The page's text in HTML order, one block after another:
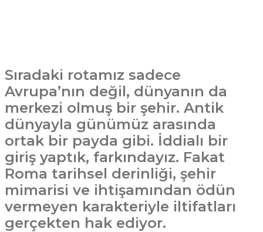
Sıradaki rotamız sadece
Avrupa’nın değil, dünyanın da
merkezi olmuş bir şehir. Antik
dünyayla günümüz arasında
ortak bir payda gibi. İddialı bir
giriş yaptık, farkındayız. Fakat
Roma tarihsel derinliği, şehir
mimarisi ve ihtişamından ödün
vermeyen karakteriyle iltifatları
gerçekten hak ediyor.